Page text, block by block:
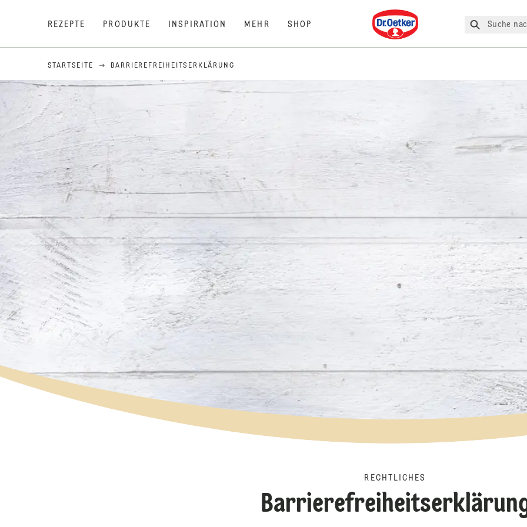
REZEPTE PRODUKTE INSPIRATION MEHR SHOP
Dr. Oetker
Suche
STARTSEITE BARRIEREFREIHEITSERKLÄRUNG
RECHTLICHES